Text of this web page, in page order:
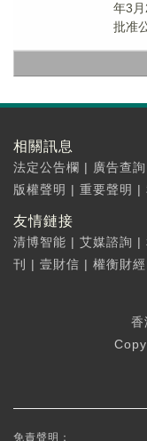
年3
批准
相關訊息
法定公告欄 | 廣告查詢
版權聲明 | 重要聲明 |
友情鏈接
清博智能 | 艾媒諮詢 |
刊
| 壹財信 | 權衡財經
香
免責聲明：